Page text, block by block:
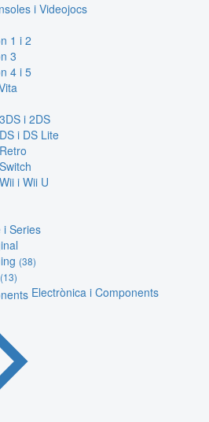
i Videojocs
1 i 2
3
4 i 5
i 2DS
i DS Lite
i Wii U
i Series
(38)
(13)
Electrònica i Components